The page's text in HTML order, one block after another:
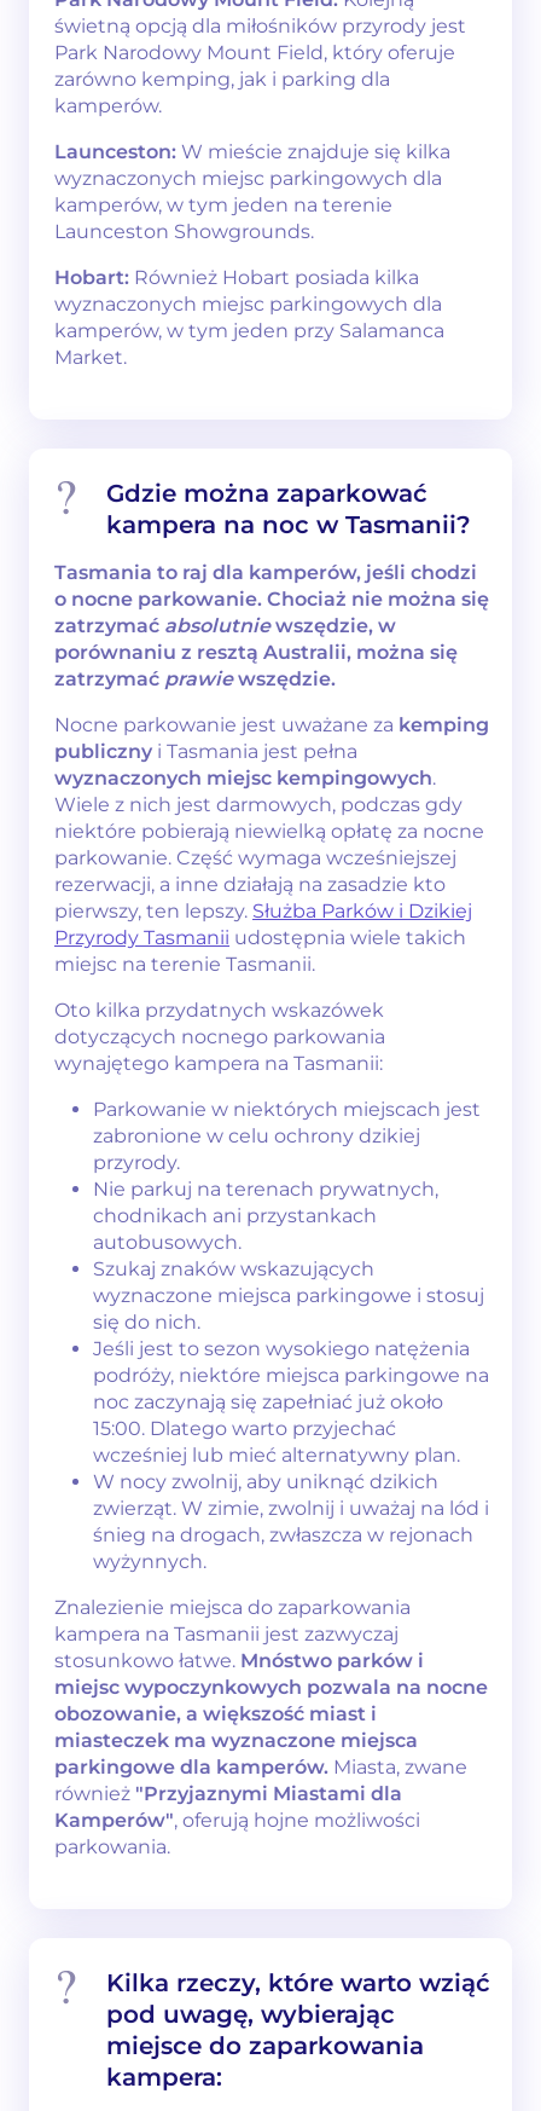
świetną opcją dla miłośników przyrody jest
Park Narodowy Mount Field, który oferuje
zarówno kemping, jak i parking dla
kamperów.
Launceston: W mieście znajduje się kilka
wyznaczonych miejsc parkingowych dla
kamperów, w tym jeden na terenie
Launceston Showgrounds.
Hobart: Również Hobart posiada kilka
wyznaczonych miejsc parkingowych dla
kamperów, w tym jeden przy Salamanca
Market.
Gdzie można zaparkować
kampera na noc w Tasmanii?
Tasmania to raj dla kamperów, jeśli chodzi
o nocne parkowanie. Chociaż nie można się
zatrzymać absolutniewszędzie, w
porównaniu z resztą Australii, można się
zatrzymać prawiewszędzie.
Nocne parkowanie jest uważane za kemping
publiczny i Tasmania jest pełna
wyznaczonych miejsc kempingowych.
Wiele z nich jest darmowych, podczas gdy
niektóre pobierają niewielką opłatę za nocne
parkowanie. Część wymaga wcześniejszej
rezerwacji, a inne działają na zasadzie kto
pierwszy, ten lepszy. Służba Parków i Dzikiej
Przyrody Tasmanii udostępnia wiele takich
miejsc na terenie Tasmanii.
Oto kilka przydatnych wskazówek
dotyczących nocnego parkowania
wynajętego kampera na Tasmanii:
Parkowanie w niektórych miejscach jest
zabronione w celu ochrony dzikiej
przyrody.
Nie parkuj na terenach prywatnych,
chodnikach ani przystankach
autobusowych.
Szukaj znaków wskazujących
wyznaczone miejsca parkingowe i stosuj
się do nich.
Jeśli jest to sezon wysokiego natężenia
podróży, niektóre miejsca parkingowe na
noc zaczynają się zapełniać już około
15:00. Dlatego warto przyjechać
wcześniej lub mieć alternatywny plan.
W nocy zwolnij, aby uniknąć dzikich
zwierząt. W zimie, zwolnij i uważaj na lód i
śnieg na drogach, zwłaszcza w rejonach
wyżynnych.
Znalezienie miejsca do zaparkowania
kampera na Tasmanii jest zazwyczaj
stosunkowo łatwe. Mnóstwo parków i
miejsc wypoczynkowych pozwala na nocne
obozowanie, a większość miast i
miasteczek ma wyznaczone miejsca
parkingowe dla kamperów. Miasta, zwane
również "Przyjaznymi Miastami dla
Kamperów", oferują hojne możliwości
parkowania.
Kilka rzeczy, które warto wziąć
pod uwagę, wybierając
miejsce do zaparkowania
kampera: